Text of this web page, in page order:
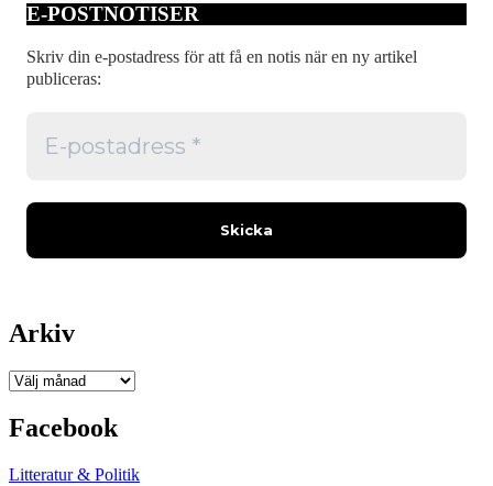
E-POSTNOTISER
Skriv din e-postadress för att få en notis när en ny artikel
publiceras:
Arkiv
Arkiv
Facebook
Litteratur & Politik